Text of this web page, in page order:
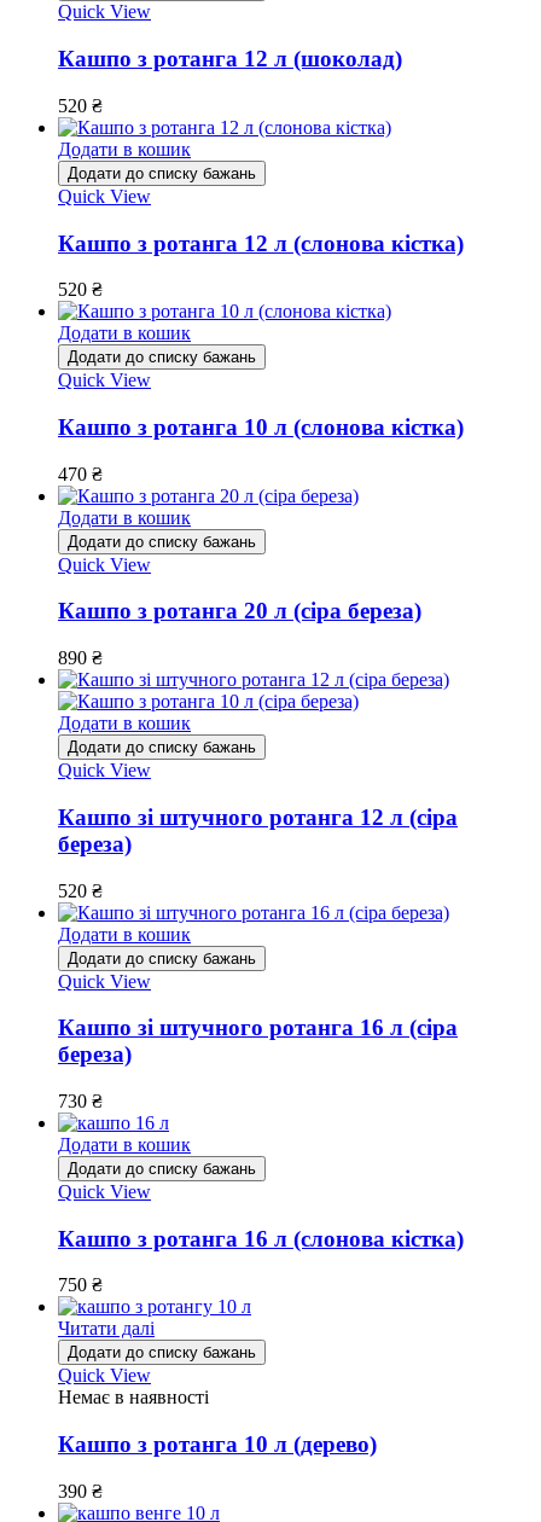
Quick View
Кашпо з ротанга 12 л (шоколад)
520 ₴
Додати в кошик
Додати до списку бажань
Quick View
Кашпо з ротанга 12 л (слонова кістка)
520 ₴
Додати в кошик
Додати до списку бажань
Quick View
Кашпо з ротанга 10 л (слонова кістка)
470 ₴
Додати в кошик
Додати до списку бажань
Quick View
Кашпо з ротанга 20 л (сіра береза)
890 ₴
Додати в кошик
Додати до списку бажань
Quick View
Кашпо зі штучного ротанга 12 л (сіра
береза)
520 ₴
Додати в кошик
Додати до списку бажань
Quick View
Кашпо зі штучного ротанга 16 л (сіра
береза)
730 ₴
Додати в кошик
Додати до списку бажань
Quick View
Кашпо з ротанга 16 л (слонова кістка)
750 ₴
Читати далі
Додати до списку бажань
Quick View
Немає в наявності
Кашпо з ротанга 10 л (дерево)
390 ₴